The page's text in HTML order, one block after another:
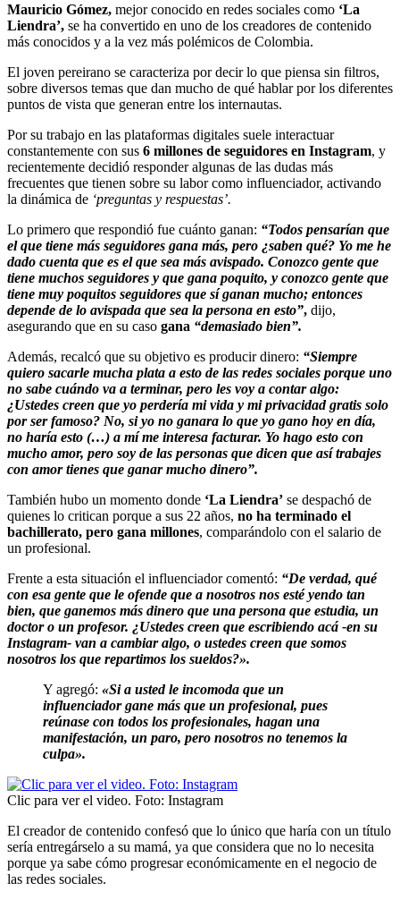
Mauricio Gómez, mejor conocido en redes sociales como ‘La
Liendra’, se ha convertido en uno de los creadores de contenido
más conocidos y a la vez más polémicos de Colombia.
El joven pereirano se caracteriza por decir lo que piensa sin filtros,
sobre diversos temas que dan mucho de qué hablar por los diferentes
puntos de vista que generan entre los internautas.
Por su trabajo en las plataformas digitales suele interactuar
constantemente con sus 6 millones de seguidores en Instagram, y
recientemente decidió responder algunas de las dudas más
frecuentes que tienen sobre su labor como influenciador, activando
la dinámica de ‘preguntas y respuestas’.
Lo primero que respondió fue cuánto ganan: “Todos pensarían que
el que tiene más seguidores gana más, pero ¿saben qué? Yo me he
dado cuenta que es el que sea más avispado. Conozco gente que
tiene muchos seguidores y que gana poquito, y conozco gente que
tiene muy poquitos seguidores que sí ganan mucho; entonces
depende de lo avispada que sea la persona en esto”, dijo,
asegurando que en su caso gana “demasiado bien”.
Además, recalcó que su objetivo es producir dinero: “Siempre
quiero sacarle mucha plata a esto de las redes sociales porque uno
no sabe cuándo va a terminar, pero les voy a contar algo:
¿Ustedes creen que yo perdería mi vida y mi privacidad gratis solo
por ser famoso? No, si yo no ganara lo que yo gano hoy en día,
no haría esto (…) a mí me interesa facturar. Yo hago esto con
mucho amor, pero soy de las personas que dicen que así trabajes
con amor tienes que ganar mucho dinero”.
También hubo un momento donde ‘La Liendra’ se despachó de
quienes lo critican porque a sus 22 años, no ha terminado el
bachillerato, pero gana millones, comparándolo con el salario de
un profesional.
Frente a esta situación el influenciador comentó: “De verdad, qué
con esa gente que le ofende que a nosotros nos esté yendo tan
bien, que ganemos más dinero que una persona que estudia, un
doctor o un profesor. ¿Ustedes creen que escribiendo acá -en su
Instagram- van a cambiar algo, o ustedes creen que somos
nosotros los que repartimos los sueldos?».
Y agregó: «Si a usted le incomoda que un
influenciador gane más que un profesional, pues
reúnase con todos los profesionales, hagan una
manifestación, un paro, pero nosotros no tenemos la
culpa».
Clic para ver el video. Foto: Instagram
El creador de contenido confesó que lo único que haría con un título
sería entregárselo a su mamá, ya que considera que no lo necesita
porque ya sabe cómo progresar económicamente en el negocio de
las redes sociales.